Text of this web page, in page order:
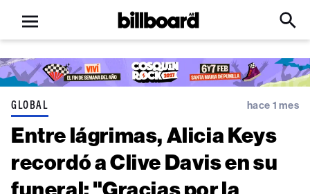
Open
menu
Billboard
Click
Input
GLOBAL hace 1 mes
Entre lágrimas, Alicia Keys
recordó a Clive Davis en su